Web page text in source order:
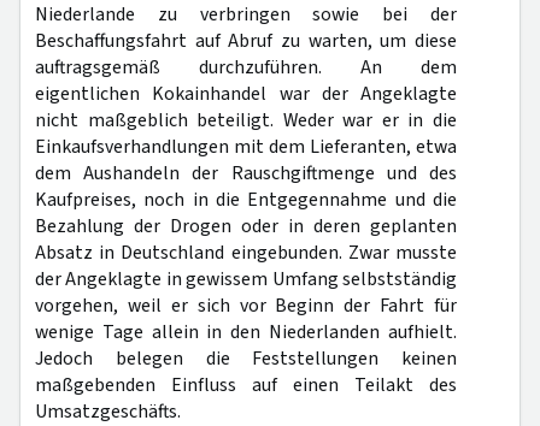
Niederlande zu verbringen sowie bei der
Beschaffungsfahrt auf Abruf zu warten, um diese
auftragsgemäß durchzuführen. An dem
eigentlichen Kokainhandel war der Angeklagte
nicht maßgeblich beteiligt. Weder war er in die
Einkaufsverhandlungen mit dem Lieferanten, etwa
dem Aushandeln der Rauschgiftmenge und des
Kaufpreises, noch in die Entgegennahme und die
Bezahlung der Drogen oder in deren geplanten
Absatz in Deutschland eingebunden. Zwar musste
der Angeklagte in gewissem Umfang selbstständig
vorgehen, weil er sich vor Beginn der Fahrt für
wenige Tage allein in den Niederlanden aufhielt.
Jedoch belegen die Feststellungen keinen
maßgebenden Einfluss auf einen Teilakt des
Umsatzgeschäfts.